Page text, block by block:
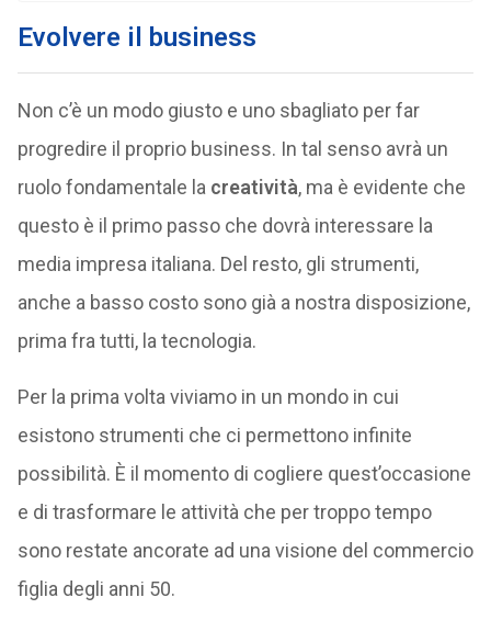
Evolvere il business
Non c’è un modo giusto e uno sbagliato per far
progredire il proprio business. In tal senso avrà un
ruolo fondamentale la creatività, ma è evidente che
questo è il primo passo che dovrà interessare la
media impresa italiana. Del resto, gli strumenti,
anche a basso costo sono già a nostra disposizione,
prima fra tutti, la tecnologia.
Per la prima volta viviamo in un mondo in cui
esistono strumenti che ci permettono infinite
possibilità. È il momento di cogliere quest’occasione
e di trasformare le attività che per troppo tempo
sono restate ancorate ad una visione del commercio
figlia degli anni 50.